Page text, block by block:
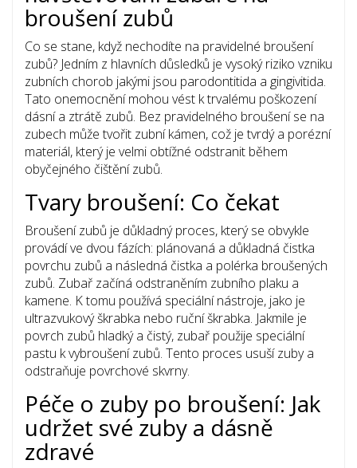
broušení zubů
Co se stane, když nechodíte na pravidelné broušení
zubů? Jedním z hlavních důsledků je vysoký riziko vzniku
zubních chorob jakými jsou parodontitida a gingivitida.
Tato onemocnění mohou vést k trvalému poškození
dásní a ztrátě zubů. Bez pravidelného broušení se na
zubech může tvořit zubní kámen, což je tvrdý a porézní
materiál, který je velmi obtížné odstranit během
obyčejného čištění zubů.
Tvary broušení: Co čekat
Broušení zubů je důkladný proces, který se obvykle
provádí ve dvou fázích: plánovaná a důkladná čistka
povrchu zubů a následná čistka a polérka broušených
zubů. Zubař začíná odstraněním zubního plaku a
kamene. K tomu používá speciální nástroje, jako je
ultrazvukový škrabka nebo ruční škrabka. Jakmile je
povrch zubů hladký a čistý, zubař použije speciální
pastu k vybroušení zubů. Tento proces usuší zuby a
odstraňuje povrchové skvrny.
Péče o zuby po broušení: Jak
udržet své zuby a dásně
zdravé